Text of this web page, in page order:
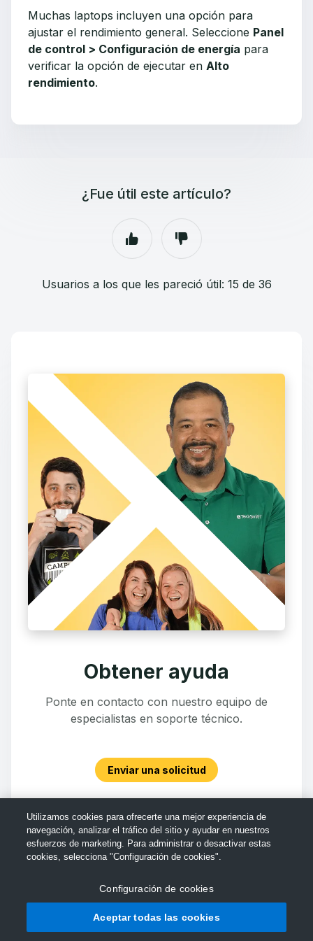
Muchas laptops incluyen una opción para
ajustar el rendimiento general. Seleccione Panel
de control > Configuración de energía para
verificar la opción de ejecutar en Alto
rendimiento.
¿Fue útil este artículo?
Usuarios a los que les pareció útil: 15 de 36
Obtener ayuda
Ponte en contacto con nuestro equipo de
especialistas en soporte técnico.
Enviar una solicitud
Utilizamos cookies para ofrecerte una mejor experiencia de
navegación, analizar el tráfico del sitio y ayudar en nuestros
esfuerzos de marketing. Para administrar o desactivar estas
cookies, selecciona "Configuración de cookies".
Configuración de cookies
Aceptar todas las cookies